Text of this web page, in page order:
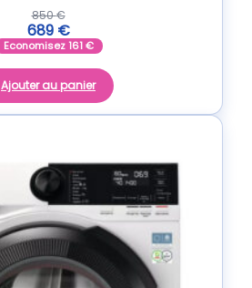
850€
689 €
Economisez161€
Ajouter au panier